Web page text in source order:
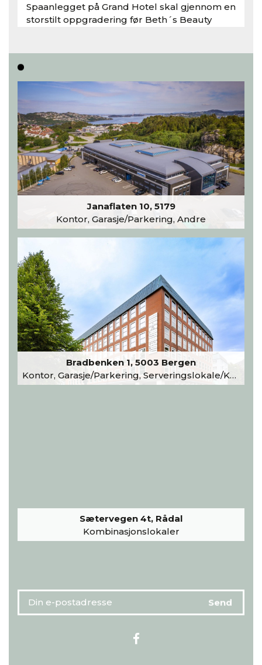
Spaanlegget på Grand Hotel skal gjennom en
storstilt oppgradering før Beth´s Beauty
Les hele artikkelen
Janaflaten 10, 5179
Kontor, Garasje/Parkering, Andre
Bradbenken 1, 5003 Bergen
Kontor, Garasje/Parkering, Serveringslokale/Kantine, Undervisning/Arrangement
Sætervegen 4t, Rådal
Kombinasjonslokaler